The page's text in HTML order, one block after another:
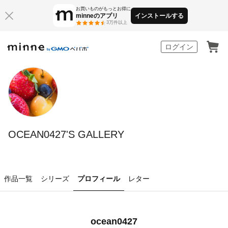
お買いものがもっとお得に
minneのアプリ
3万件以上
インストールする
ログイン
OCEAN0427'S GALLERY
作品一覧 シリーズ プロフィール レター
ocean0427